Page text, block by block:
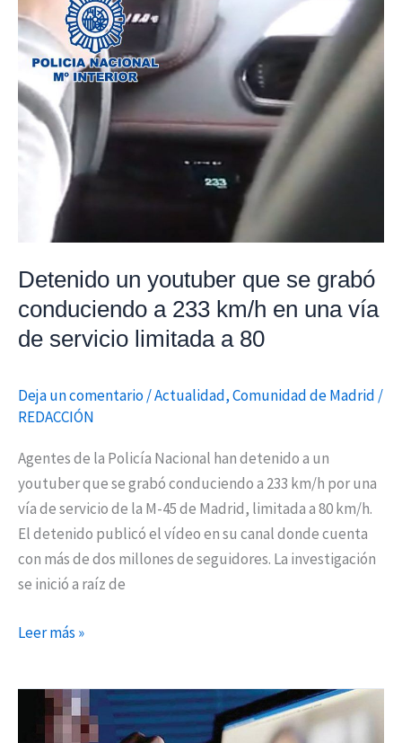
Detenido un youtuber que se grabó
conduciendo a 233 km/h en una vía
de servicio limitada a 80
Deja un comentario/Actualidad,Comunidad de Madrid /
REDACCIÓN
Agentes de la Policía Nacional han detenido a un
youtuber que se grabó conduciendo a 233 km/h por una
vía de servicio de la M-45 de Madrid, limitada a 80 km/h.
El detenido publicó el vídeo en su canal donde cuenta
con más de dos millones de seguidores. La investigación
se inició a raíz de
youtuber
que
se
grabó
conduciendo
a
233
de
servicio
limitada
80
Leer más »
Detenidas